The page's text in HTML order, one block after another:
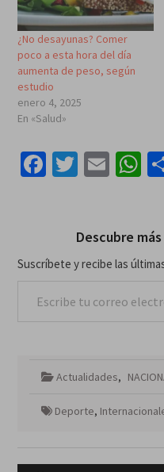
¿No desayunas? Comer
poco a esta hora del día
aumenta de peso, según
estudio
enero 4, 2025
En «Salud»
Facebook
Twitter
Descubre
Suscríbete y recibe las
Actualidades,
Deporte,